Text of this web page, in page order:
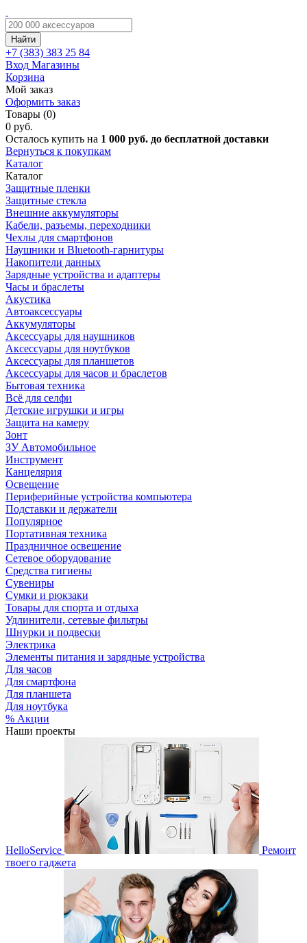
Найти
+7 (383) 383 25 84
Вход Магазины
Корзина
Мой заказ
Оформить заказ
Товары (0)
0 руб.
Осталось купить на 1 000 руб. до бесплатной доставки
Вернуться к покупкам
Каталог
Каталог
Защитные пленки
Защитные стекла
Внешние аккумуляторы
Кабели, разъемы, переходники
Чехлы для смартфонов
Наушники и Bluetooth-гарнитуры
Накопители данных
Зарядные устройства и адаптеры
Часы и браслеты
Акустика
Автоаксессуары
Аккумуляторы
Аксессуары для наушников
Аксессуары для ноутбуков
Аксессуары для планшетов
Аксессуары для часов и браслетов
Бытовая техника
Всё для селфи
Детские игрушки и игры
Защита на камеру
Зонт
ЗУ Автомобильное
Инструмент
Канцелярия
Освещение
Периферийные устройства компьютера
Подставки и держатели
Популярное
Портативная техника
Праздничное освещение
Сетевое оборудование
Средства гигиены
Сувениры
Сумки и рюкзаки
Товары для спорта и отдыха
Удлинители, сетевые фильтры
Шнурки и подвески
Электрика
Элементы питания и зарядные устройства
Для часов
Для смартфона
Для планшета
Для ноутбука
% Акции
Наши проекты
HelloService
Ремонт
твоего гаджета